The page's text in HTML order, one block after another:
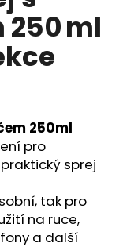
ml
250ml
pro
sprej
tak pro
na ruce,
a další